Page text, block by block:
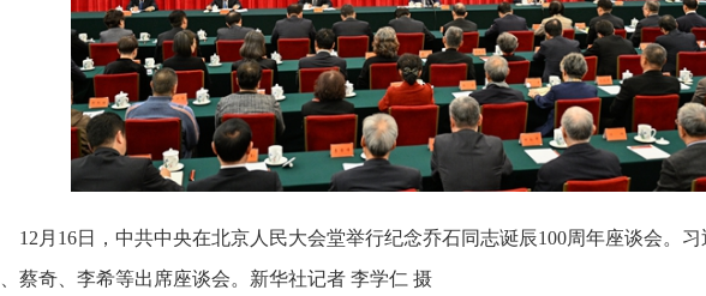
12月16日，中共中央在北京人民大会堂举行纪念乔石同志诞辰100周年座谈会。
蔡奇、李希等出席座谈会。新华社记者 李学仁 摄